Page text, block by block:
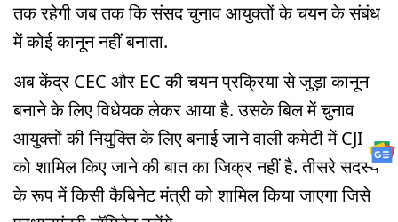
तक रहेगी जब तक कि संसद चुनाव आयुक्तों के चयन के संबंध
में कोई कानून नहीं बनाता.
अब केंद्र CEC और EC की चयन प्रक्रिया से जुड़ा कानून
बनाने के लिए विधेयक लेकर आया है. उसके बिल में चुनाव
आयुक्तों की नियुक्ति के लिए बनाई जाने वाली कमेटी में CJI
को शामिल किए जाने की बात का जिक्र नहीं है. तीसरे सदस्य
के रूप में किसी कैबिनेट मंत्री को शामिल किया जाएगा जिसे